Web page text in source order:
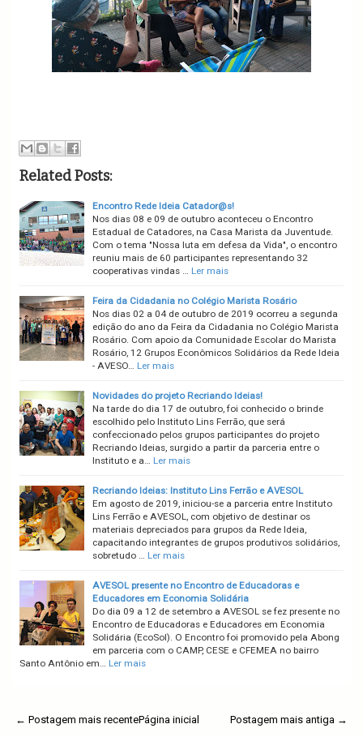
Related Posts:
Encontro Rede Ideia Catador@s!
Nos dias 08 e 09 de outubro aconteceu o Encontro
Estadual de Catadores, na Casa Marista da Juventude.
Com o tema "Nossa luta em defesa da Vida", o encontro
reuniu mais de 60 participantes representando 32
cooperativas vindas … Ler mais
Feira da Cidadania no Colégio Marista Rosário
Nos dias 02 a 04 de outubro de 2019 ocorreu a segunda
edição do ano da Feira da Cidadania no Colégio Marista
Rosário. Com apoio da Comunidade Escolar do Marista
Rosário, 12 Grupos Econômicos Solidários da Rede Ideia
- AVESO… Ler mais
Novidades do projeto Recriando Ideias!
Na tarde do dia 17 de outubro, foi conhecido o brinde
escolhido pelo Instituto Lins Ferrão, que será
confeccionado pelos grupos participantes do projeto
Recriando Ideias, surgido a partir da parceria entre o
Instituto e a… Ler mais
Recriando Ideias: Instituto Lins Ferrão e AVESOL
Em agosto de 2019, iniciou-se a parceria entre Instituto
Lins Ferrão e AVESOL, com objetivo de destinar os
materiais depreciados para grupos da Rede Ideia,
capacitando integrantes de grupos produtivos solidários,
sobretudo … Ler mais
AVESOL presente no Encontro de Educadoras e
Educadores em Economia Solidária
Do dia 09 a 12 de setembro a AVESOL se fez presente no
Encontro de Educadoras e Educadores em Economia
Solidária (EcoSol). O Encontro foi promovido pela Abong
em parceria com o CAMP, CESE e CFEMEA no bairro
Santo Antônio em… Ler mais
← Postagem mais recente Postagem mais antiga →
Página inicial